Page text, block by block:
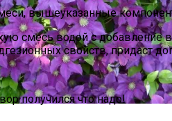
вышеуказанные
смесь водой с добавление в
свойств, придаст
получился что надо!